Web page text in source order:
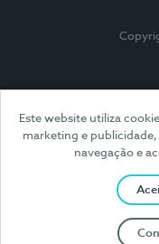
Este website utiliza
marketing e
navegação e